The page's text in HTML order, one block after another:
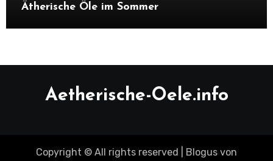
Ätherische Öle im Sommer
Aetherische-Oele.info
Copyright © All rights reserved Blogus von